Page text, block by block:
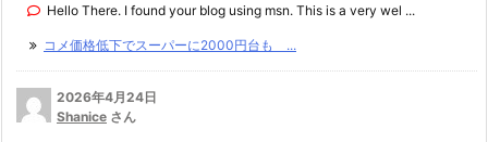
Hello There. I found your blog using msn. This is a very wel ...
コメ価格低下でスーパーに2000円台も ...
2026年4月24日
Shanice さん